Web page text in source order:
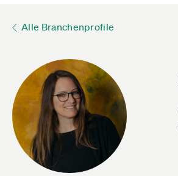
Alle Branchenprofile